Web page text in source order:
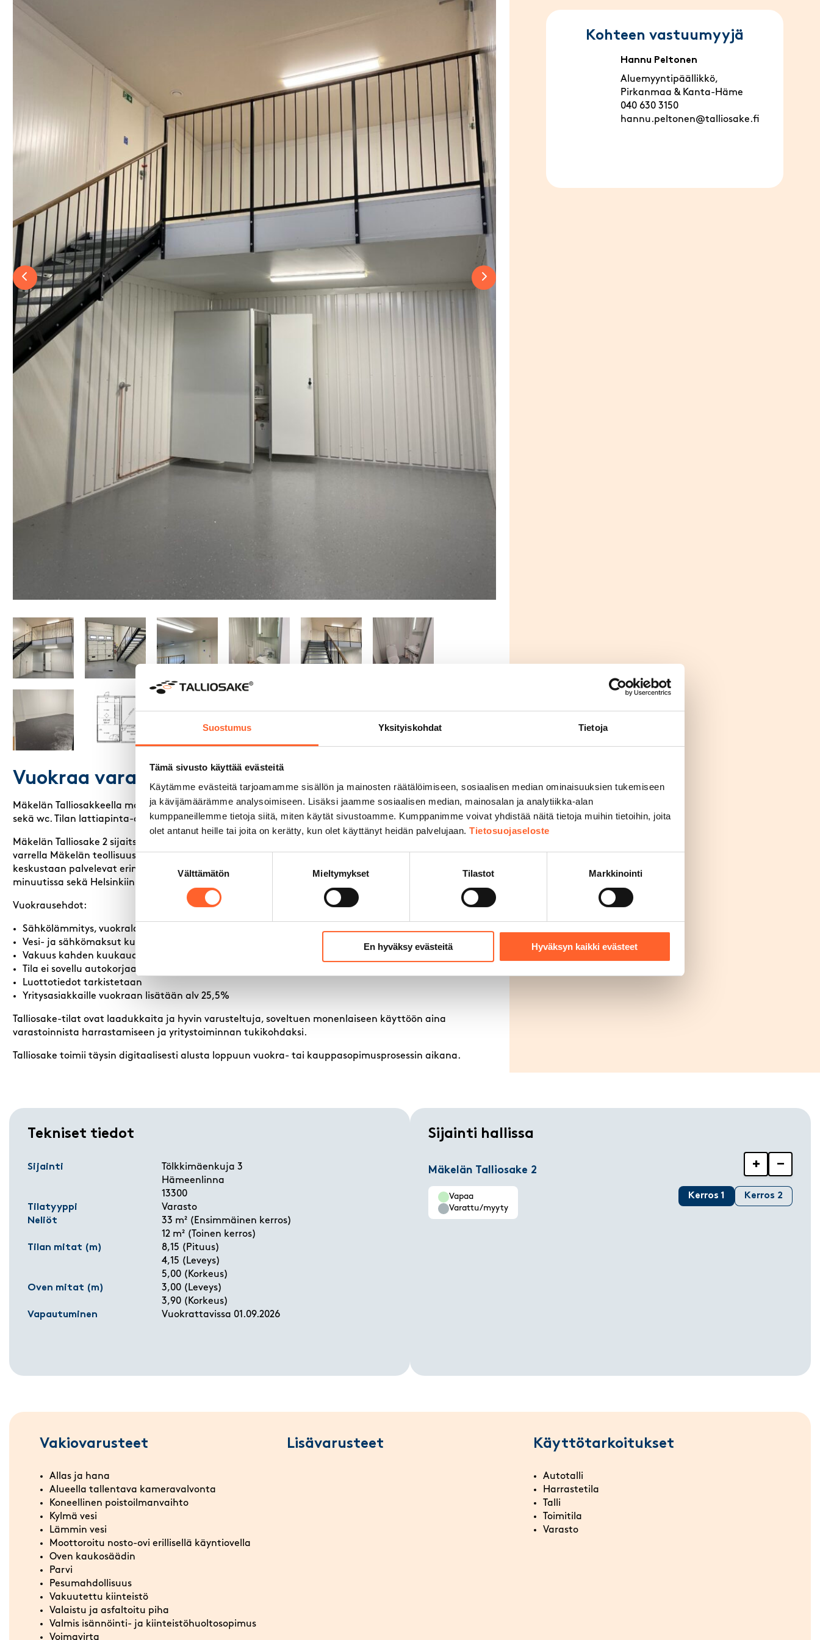
Suostumus Yksityiskohdat Tietoja
Tämä sivusto käyttää evästeitä
Käytämme evästeitä tarjoamamme sisällön ja mainosten räätälöimiseen, sosiaalisen median ominaisuuksien tukemiseen
ja kävijämäärämme analysoimiseen. Lisäksi jaamme sosiaalisen median, mainosalan ja analytiikka-alan
kumppaneillemme tietoja siitä, miten käytät sivustoamme. Kumppanimme voivat yhdistää näitä tietoja muihin tietoihin, joita
olet antanut heille tai joita on kerätty, kun olet käyttänyt heidän palvelujaan. Tietosuojaseloste
Suostumuksen
Välttämätön Mieltymykset Tilastot Markkinointi
En hyväksy evästeitä Hyväksyn kaikki evästeet
Previous slide Next slide
Vuokraa varastotila Hämeenlinnasta
Mäkelän Talliosakkeella monikäyttöinen varasto, autotalli, harraste-, toimitila. Tilassa jo valmiina parvi
sekä wc. Tilan lattiapinta-ala on 33 m² ja parven 12 m². Yhteispinta-ala 45 m².
Mäkelän Talliosake 2 sijaitsee Hämeenlinnassa näkyvällä paikalla Helsinki-Tampere -moottoritien
varrella Mäkelän teollisuusalueella. Nopeat yhteydet E12 eli Kolmostielle, Parolaan sekä Hämeenlinnan
keskustaan palvelevat erinomaisesti sekä kuluttaja- että yritysasiakkaita. Autolla Tampereelle 40
minuutissa sekä Helsinkiin ja Lahteen vain noin tunnissa.
Vuokrausehdot:
Sähkölämmitys, vuokralainen tekee oman sähkösopimuksen
Vesi- ja sähkömaksut kulutuksen mukaan
Vakuus kahden kuukauden vuokraa vastaava määrä
Tila ei sovellu autokorjaamoksi eikä autopesulaksi.
Luottotiedot tarkistetaan
Yritysasiakkaille vuokraan lisätään alv 25,5%
Talliosake-tilat ovat laadukkaita ja hyvin varusteltuja, soveltuen monenlaiseen käyttöön aina
varastoinnista harrastamiseen ja yritystoiminnan tukikohdaksi.
Talliosake toimii täysin digitaalisesti alusta loppuun vuokra- tai kauppasopimusprosessin aikana.
Kohteen vastuumyyjä
Hannu Peltonen
Aluemyyntipäällikkö,
Pirkanmaa & Kanta-Häme
040 630 3150
hannu.peltonen@talliosake.fi
Tekniset tiedot
Sijainti
Tölkkimäenkuja 3
Hämeenlinna
13300
Tilatyyppi
Varasto
Neliöt
33 m² (Ensimmäinen kerros)
12 m² (Toinen kerros)
Tilan mitat (m)
8,15 (Pituus)
4,15 (Leveys)
5,00 (Korkeus)
Oven mitat (m)
3,00 (Leveys)
3,90 (Korkeus)
Vapautuminen
Vuokrattavissa 01.09.2026
Sijainti hallissa
Mäkelän Talliosake 2 + −
Vapaa
Varattu/myyty
Kerros 1 Kerros 2
Vakiovarusteet
Allas ja hana
Alueella tallentava kameravalvonta
Koneellinen poistoilmanvaihto
Kylmä vesi
Lämmin vesi
Moottoroitu nosto-ovi erillisellä käyntiovella
Oven kaukosäädin
Parvi
Pesumahdollisuus
Vakuutettu kiinteistö
Valaistu ja asfaltoitu piha
Valmis isännöinti- ja kiinteistöhuoltosopimus
Voimavirta
Lisävarusteet Käyttötarkoitukset
Autotalli
Harrastetila
Talli
Toimitila
Varasto